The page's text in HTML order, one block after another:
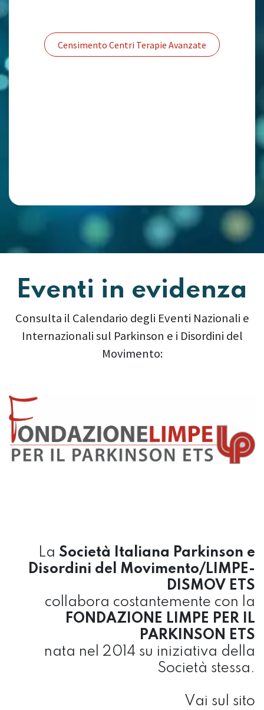
Censimento Centri Terapie Avanzate
Eventi in evidenza
Consulta il Calendario degli Eventi Nazionali e
Internazionali sul Parkinson e i Disordini del
Movimento:
La Società Italiana Parkinson e
Disordini del Movimento/LIMPE-
DISMOV ETS
collabora costantemente con la
FONDAZIONE LIMPE PER IL
PARKINSON ETS
nata nel 2014 su iniziativa della
Società stessa.
Vai sul sito